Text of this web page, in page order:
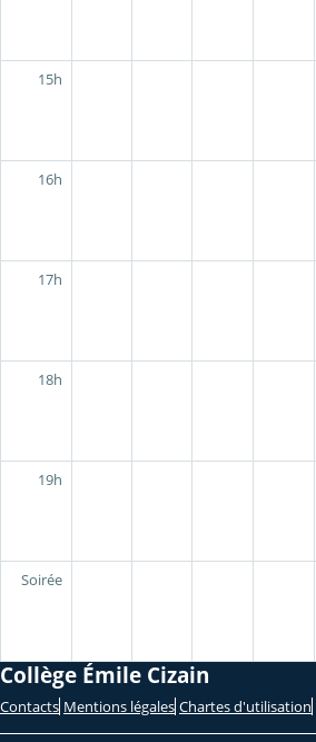
15h
16h
17h
18h
19h
Soirée
Collège Émile Cizain
Contacts Mentions légales Chartes d'utilisation